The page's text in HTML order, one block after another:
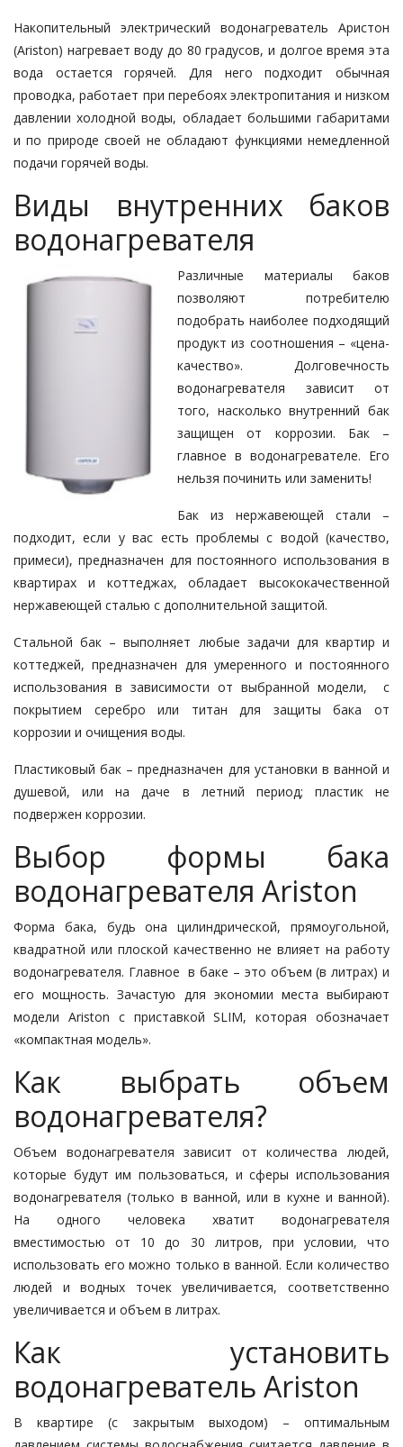
Накопительный электрический водонагреватель Аристон
(Ariston) нагревает воду до 80 градусов, и долгое время эта
вода остается горячей. Для него подходит обычная
проводка, работает при перебоях электропитания и низком
давлении холодной воды, обладает большими габаритами
и по природе своей не обладают функциями немедленной
подачи горячей воды.
Виды внутренних баков
водонагревателя
Различные материалы баков
позволяют потребителю
подобрать наиболее подходящий
продукт из соотношения – «цена-
качество». Долговечность
водонагревателя зависит от
того, насколько внутренний бак
защищен от коррозии. Бак –
главное в водонагревателе. Его
нельзя починить или заменить!
Бак из нержавеющей стали –
подходит, если у вас есть проблемы с водой (качество,
примеси), предназначен для постоянного использования в
квартирах и коттеджах, обладает высококачественной
нержавеющей сталью с дополнительной защитой.
Стальной бак – выполняет любые задачи для квартир и
коттеджей, предназначен для умеренного и постоянного
использования в зависимости от выбранной модели, с
покрытием серебро или титан для защиты бака от
коррозии и очищения воды.
Пластиковый бак – предназначен для установки в ванной и
душевой, или на даче в летний период; пластик не
подвержен коррозии.
Выбор формы бака
водонагревателя Ariston
Форма бака, будь она цилиндрической, прямоугольной,
квадратной или плоской качественно не влияет на работу
водонагревателя. Главное в баке – это объем (в литрах) и
его мощность. Зачастую для экономии места выбирают
модели Ariston с приставкой SLIM, которая обозначает
«компактная модель».
Как выбрать объем
водонагревателя?
Объем водонагревателя зависит от количества людей,
которые будут им пользоваться, и сферы использования
водонагревателя (только в ванной, или в кухне и ванной).
На одного человека хватит водонагревателя
вместимостью от 10 до 30 литров, при условии, что
использовать его можно только в ванной. Если количество
людей и водных точек увеличивается, соответственно
увеличивается и объем в литрах.
Как установить
водонагреватель Ariston
В квартире (с закрытым выходом) – оптимальным